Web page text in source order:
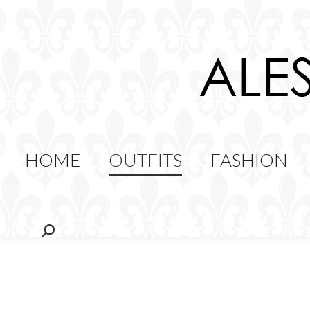
HOME OUTFITS FASHION
Cerca:
FOOD